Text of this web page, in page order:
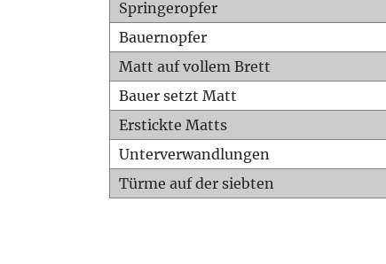
Springeropfer
Bauernopfer
Matt auf vollem Brett
Bauer setzt Matt
Erstickte Matts
Unterverwandlungen
Türme auf der siebten